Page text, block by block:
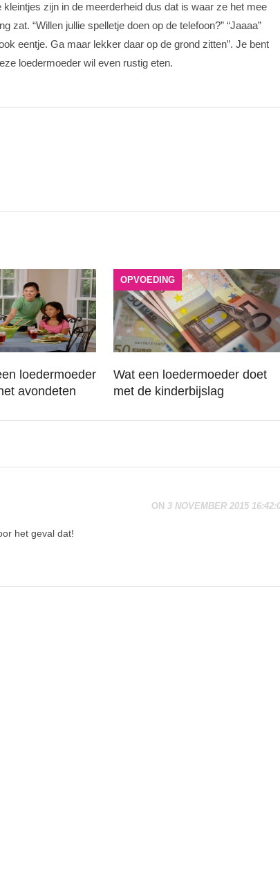
zijn in de meerderheid dus dat is waar ze het mee
zat. “Willen jullie spelletje doen op de telefoon?” “Jaaaa”
eentje. Ga maar lekker daar op de grond zitten”. Je bent
loedermoeder wil even rustig eten.
loedermoeder
avondeten
Wat een loedermoeder doet
met de kinderbijslag
OPVOEDING
ON 3 NOVEMBER 2015
het geval dat!